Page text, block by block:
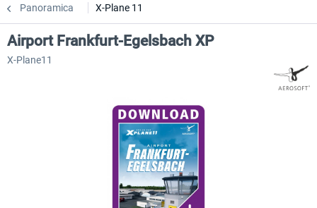
Panoramica X-Plane 11
Airport Frankfurt-Egelsbach XP
X-Plane11